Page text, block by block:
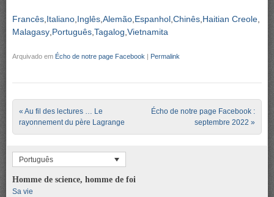
Francês Italiano Inglês Alemão Espanhol Chinês Haitian Creole
Malagasy Português Tagalog Vietnamita
Arquivado em Écho de notre page Facebook | Permalink
Post navigation
« Au fil des lectures … Le
rayonnement du père Lagrange
Écho de notre page Facebook :
septembre 2022 »
Português
Homme de science, homme de foi
Sa vie